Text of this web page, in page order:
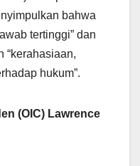
bahwa
tertinggi” dan
“kerahasiaan,
hukum”.
(OIC) Lawrence